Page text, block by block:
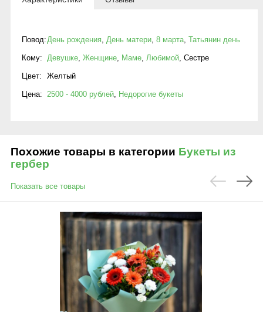
Повод:День рождения, День матери, 8 марта, Татьянин день
Кому: Девушке, Женщине, Маме, Любимой, Сестре
Цвет: Желтый
Цена: 2500 - 4000 рублей, Недорогие букеты
Похожие товары в категории Букеты из
гербер
Показать все товары